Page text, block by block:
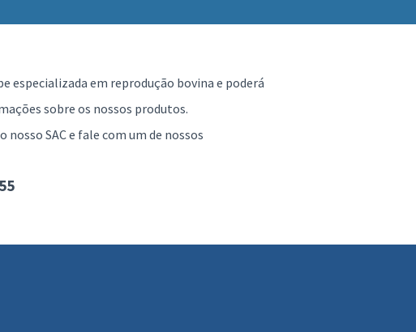
especializada em reprodução bovina e poderá
sobre os nossos produtos.
SAC e fale com um de nossos